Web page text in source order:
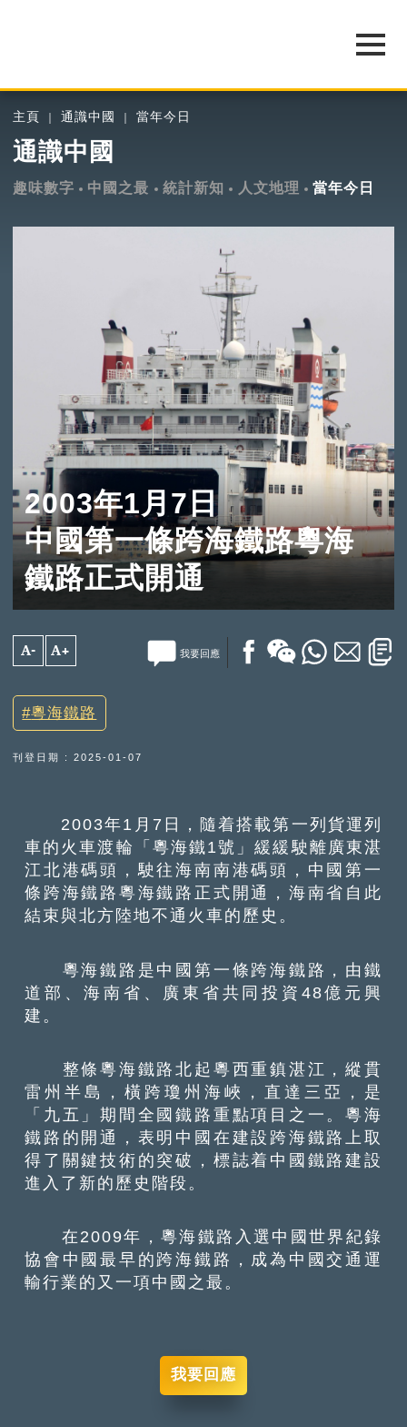
主頁 通識中國 當年今日
通識中國
趣味數字 中國之最 統計新知 人文地理 當年今日
2003年1月7日
中國第一條跨海鐵路粵海
鐵路正式開通
A- A+ 我要回應
粵海鐵路
刊登日期 : 2025-01-07
2003年1月7日，隨着搭載第一列貨運列
車的火車渡輪「粵海鐵1號」緩緩駛離廣東湛
江北港碼頭，駛往海南南港碼頭，中國第一
條跨海鐵路粵海鐵路正式開通，海南省自此
結束與北方陸地不通火車的歷史。
粵海鐵路是中國第一條跨海鐵路，由鐵
道部、海南省、廣東省共同投資48億元興
建。
整條粵海鐵路北起粵西重鎮湛江，縱貫
雷州半島，橫跨瓊州海峽，直達三亞，是
「九五」期間全國鐵路重點項目之一。粵海
鐵路的開通，表明中國在建設跨海鐵路上取
得了關鍵技術的突破，標誌着中國鐵路建設
進入了新的歷史階段。
在2009年，粵海鐵路入選中國世界紀錄
協會中國最早的跨海鐵路，成為中國交通運
輸行業的又一項中國之最。
我要回應